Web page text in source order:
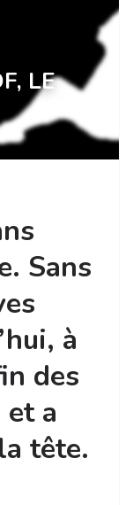
LE
Sans
à
des
a
tête.